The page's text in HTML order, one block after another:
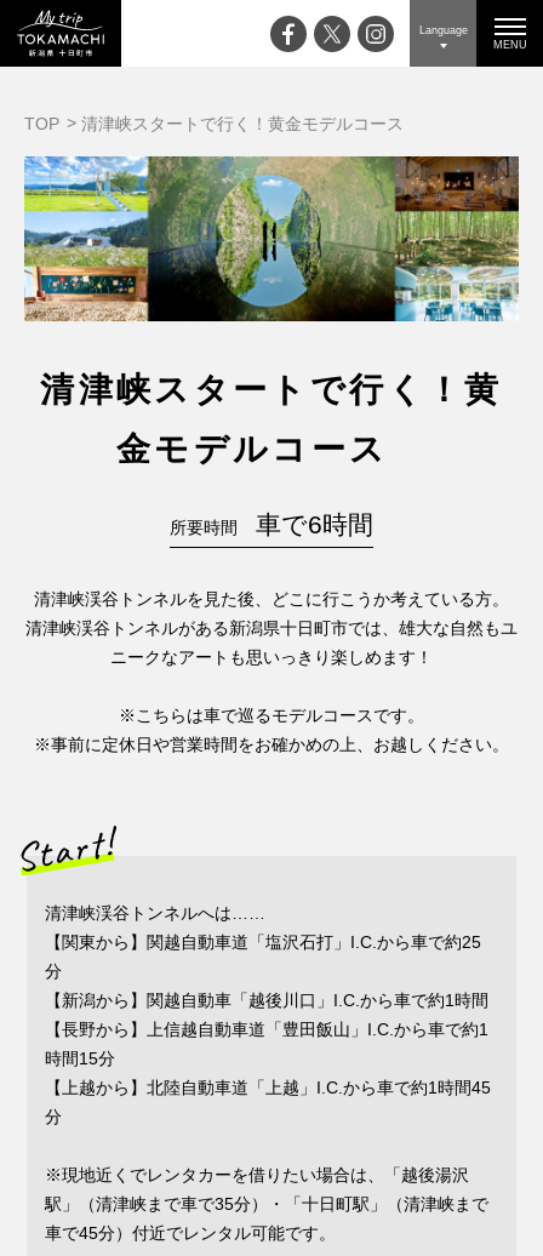
Language
MENU
TOP 清津峡スタートで行く！黄金モデルコース
清津峡スタートで行く！黄
金モデルコース
所要時間 車で6時間
清津峡渓谷トンネルを見た後、どこに行こうか考えている方。
清津峡渓谷トンネルがある新潟県十日町市では、雄大な自然もユ
ニークなアートも思いっきり楽しめます！
※こちらは車で巡るモデルコースです。
※事前に定休日や営業時間をお確かめの上、お越しください。
清津峡渓谷トンネルへは……
【関東から】関越自動車道「塩沢石打」I.C.から車で約25
分
【新潟から】関越自動車「越後川口」I.C.から車で約1時間
【長野から】上信越自動車道「豊田飯山」I.C.から車で約1
時間15分
【上越から】北陸自動車道「上越」I.C.から車で約1時間45
分
※現地近くでレンタカーを借りたい場合は、「越後湯沢
駅」（清津峡まで車で35分）・「十日町駅」（清津峡まで
車で45分）付近でレンタル可能です。